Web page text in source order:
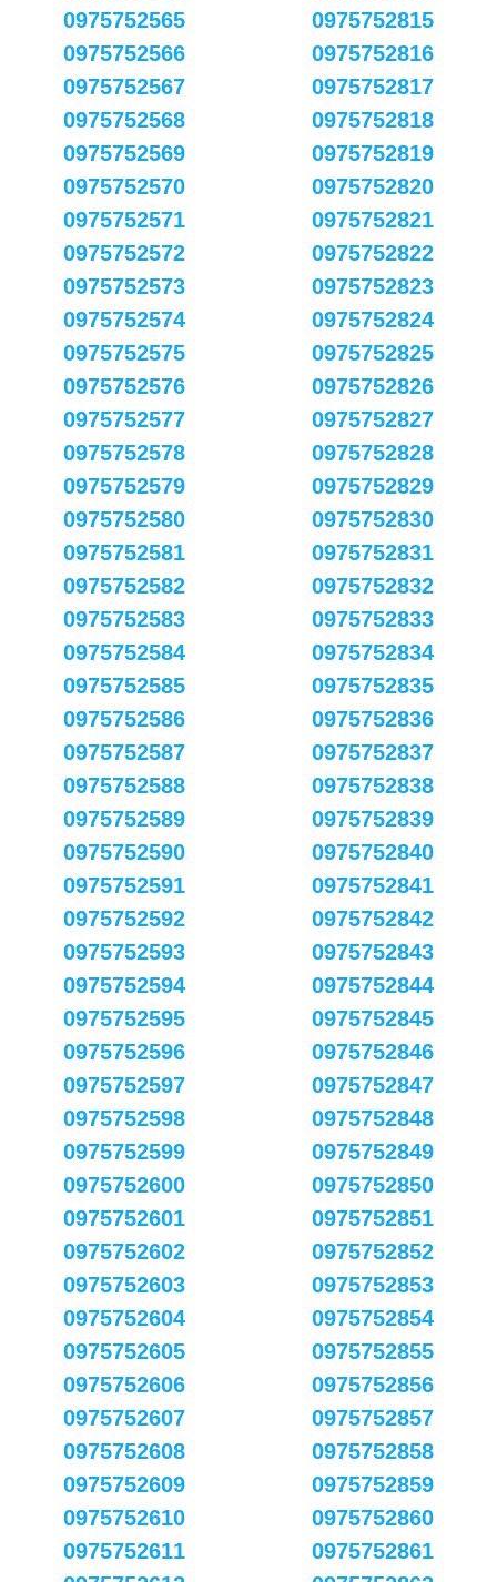
0975752565
0975752566
0975752567
0975752568
0975752569
0975752570
0975752571
0975752572
0975752573
0975752574
0975752575
0975752576
0975752577
0975752578
0975752579
0975752580
0975752581
0975752582
0975752583
0975752584
0975752585
0975752586
0975752587
0975752588
0975752589
0975752590
0975752591
0975752592
0975752593
0975752594
0975752595
0975752596
0975752597
0975752598
0975752599
0975752600
0975752601
0975752602
0975752603
0975752604
0975752605
0975752606
0975752607
0975752608
0975752609
0975752610
0975752611
0975752815
0975752816
0975752817
0975752818
0975752819
0975752820
0975752821
0975752822
0975752823
0975752824
0975752825
0975752826
0975752827
0975752828
0975752829
0975752830
0975752831
0975752832
0975752833
0975752834
0975752835
0975752836
0975752837
0975752838
0975752839
0975752840
0975752841
0975752842
0975752843
0975752844
0975752845
0975752846
0975752847
0975752848
0975752849
0975752850
0975752851
0975752852
0975752853
0975752854
0975752855
0975752856
0975752857
0975752858
0975752859
0975752860
0975752861